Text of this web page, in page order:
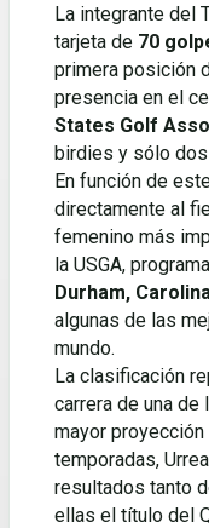
La integrante del
tarjeta de 70
primera posición
presencia en el
States Golf
birdies y sólo dos
En función de
directamente al
femenino más
la USGA,
Durham,
algunas de las
mundo.
La clasificación
carrera de una de
mayor proyección
temporadas,
resultados tanto
ellas el título del